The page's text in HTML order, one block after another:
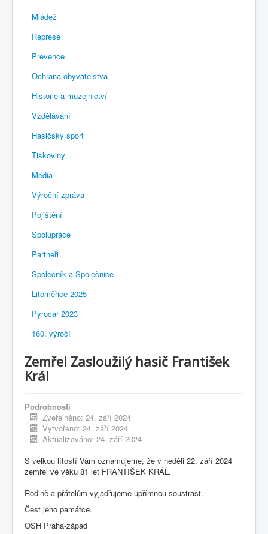
Mládež
Represe
Prevence
Ochrana obyvatelstva
Historie a muzejnictví
Vzdělávání
Hasičský sport
Tiskoviny
Média
Výroční zpráva
Pojištění
Spolupráce
Partneři
Společník a Společnice
Litoměřice 2025
Pyrocar 2023
160. výročí
Zemřel Zasloužilý hasič František
Král
Podrobnosti
Zveřejněno: 24. září 2024
Vytvořeno: 24. září 2024
Aktualizováno: 24. září 2024
S velkou lítostí Vám oznamujeme, že v neděli 22. září 2024
zemřel ve věku 81 let FRANTIŠEK KRÁL.
Rodině a přátelům vyjadřujeme upřímnou soustrast.
Čest jeho památce.
OSH Praha-západ